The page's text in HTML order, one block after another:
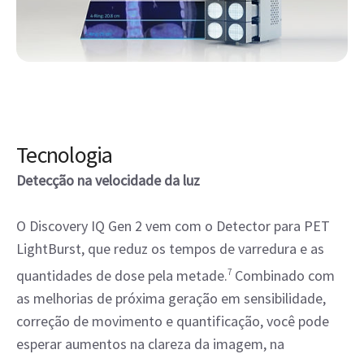
Tecnologia
Detecção na velocidade da luz
O Discovery IQ Gen 2 vem com o Detector para PET
LightBurst, que reduz os tempos de varredura e as
quantidades de dose pela metade.7 Combinado com
as melhorias de próxima geração em sensibilidade,
correção de movimento e quantificação, você pode
esperar aumentos na clareza da imagem, na